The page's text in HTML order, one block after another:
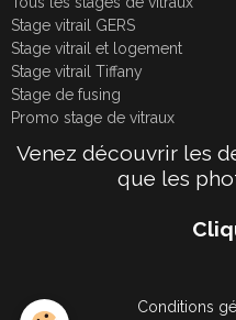
Stage vitrail GERS
Stage vitrail et logement
Stage vitrail Tiffany
Stage de fusing
Promo stage de vitraux
Venez découvrir les
que les
Conditions